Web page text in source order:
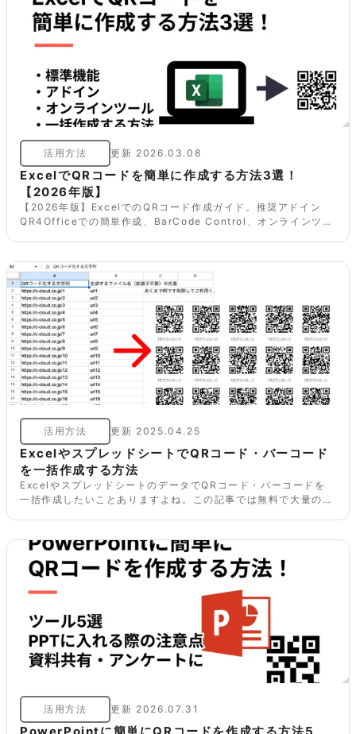
活用方法 更新 2026.03.08
ExcelでQRコードを簡単に作成する方法3選！
【2026年版】
【2026年版】ExcelでのQRコード作成ガイド。推奨アドイン
QR4Officeでの簡単作成、BarCode Control、オンラインツー
活用方法 更新 2025.04.25
ExcelやスプレッドシートでQRコード・バーコード
を一括作成する方法
ExcelやスプレッドシートのデータでQRコード・バーコードを
一括作成したいことありますよね。この記事では無料で大量のデ
やアドインを使用する方法もご紹介します。
活用方法 更新 2026.07.31
PowerPointに簡単にQRコードを作成する方法5